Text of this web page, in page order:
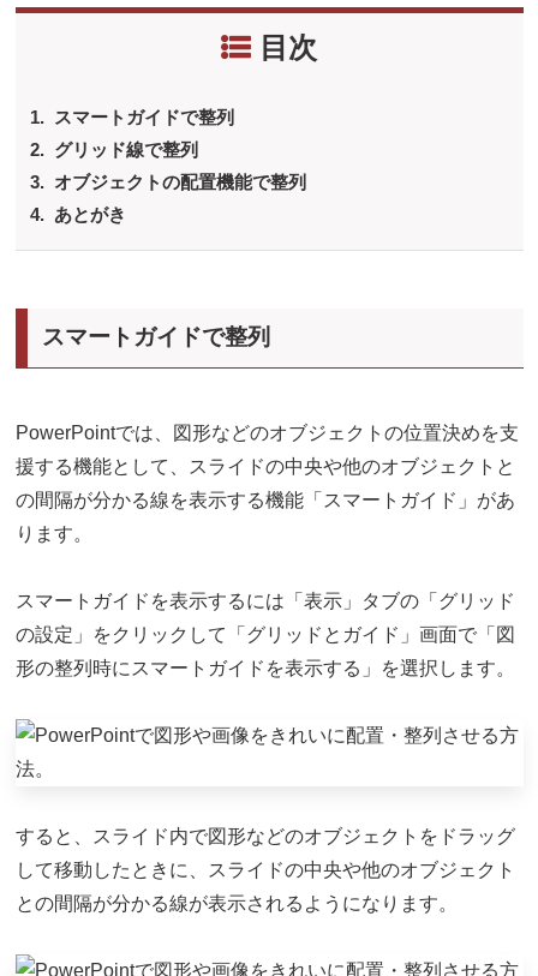
目次
スマートガイドで整列
グリッド線で整列
オブジェクトの配置機能で整列
あとがき
スマートガイドで整列
PowerPointでは、図形などのオブジェクトの位置決めを支
援する機能として、スライドの中央や他のオブジェクトと
の間隔が分かる線を表示する機能「スマートガイド」があ
ります。
スマートガイドを表示するには「表示」タブの「グリッド
の設定」をクリックして「グリッドとガイド」画面で「図
形の整列時にスマートガイドを表示する」を選択します。
すると、スライド内で図形などのオブジェクトをドラッグ
して移動したときに、スライドの中央や他のオブジェクト
との間隔が分かる線が表示されるようになります。